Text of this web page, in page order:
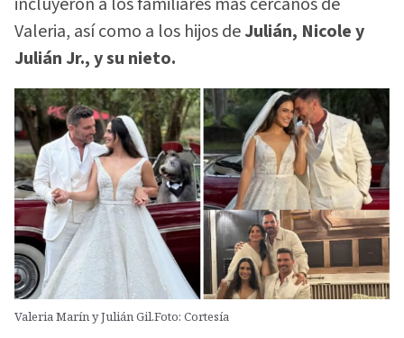
Valeria, así como a los hijos deJulián, Nicole y
Julián Jr., y su nieto.
Valeria Marín y Julián Gil.Foto: Cortesía